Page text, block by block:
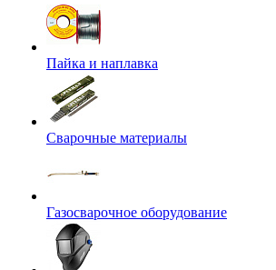
Пайка и наплавка
Сварочные материалы
Газосварочное оборудование